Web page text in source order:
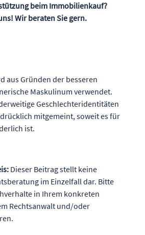
beim Immobilienkauf?
Wir beraten Sie gern.
aus Gründen der besseren
Maskulinum verwendet.
Geschlechteridentitäten
mitgemeint, soweit es für
ist.
Dieser Beitrag stellt keine
im Einzelfall dar. Bitte
in Ihrem konkreten
Rechtsanwalt und/oder